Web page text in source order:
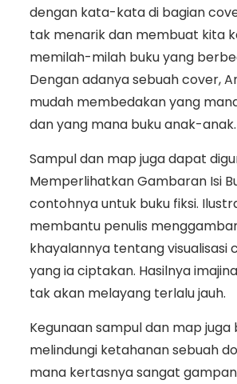
dengan kata-kata di bagian
tak menarik dan membuat kita
memilah-milah buku yang
Dengan adanya sebuah cover,
mudah membedakan yang
dan yang mana buku anak-anak.
Sampul dan map juga dapat
Memperlihatkan Gambaran Isi
contohnya untuk buku fiksi.
membantu penulis
khayalannya tentang visualisasi
yang ia ciptakan. Hasilnya
tak akan melayang terlalu jauh.
Kegunaan sampul dan map juga
melindungi ketahanan sebuah
mana kertasnya sangat